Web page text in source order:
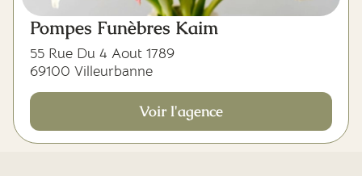
Pompes Funèbres Kaim
55 Rue Du 4 Aout 1789
69100 Villeurbanne
Voir l'agence